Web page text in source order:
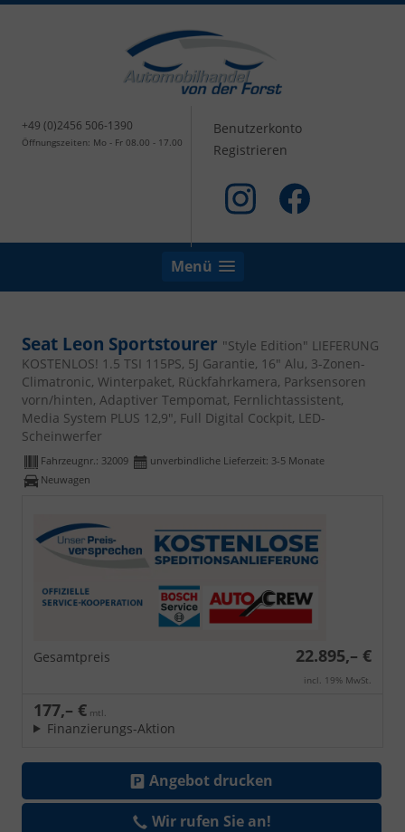
+49 (0)2456 506-1390
Öffnungszeiten: Mo - Fr 08.00 - 17.00
Benutzerkonto
Registrieren
Menü
Seat Leon Sportstourer "Style Edition" LIEFERUNG
KOSTENLOS! 1.5 TSI 115PS, 5J Garantie, 16" Alu, 3-Zonen-
Climatronic, Winterpaket, Rückfahrkamera, Parksensoren
vorn/hinten, Adaptiver Tempomat, Fernlichtassistent,
Media System PLUS 12,9", Full Digital Cockpit, LED-
Scheinwerfer
Fahrzeugnr.: 32009
unverbindliche Lieferzeit: 3-5 Monate
Neuwagen
Gesamtpreis 22.895,– €
incl. 19% MwSt.
177,– € mtl.
Finanzierungs-Aktion
Wir rufen Sie an!
Angebot drucken